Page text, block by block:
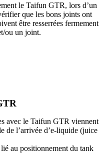
le Taifun GTR, lors d’un
que les bons joints ont
être resserrées fermement
ou un joint.
avec le Taifun GTR viennent
de l’arrivée d’e-liquide (juice
au positionnement du tank